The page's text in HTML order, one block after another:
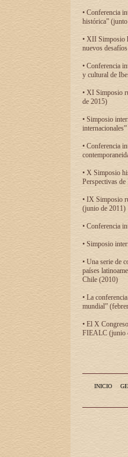
• Conferencia
histórica”
• XII Simposio
nuevos
• Conferencia
y cultural de
• XI Simposio
de 2015)
• Simposio
• Conferencia
• X Simposio
Perspectivas
• IX Simposio
(junio de 2011)
• Conferencia
• Simposio
• Una serie de
países
Chile (2010)
• La
mundial”
• El X
FIEALC (junio
INICIO